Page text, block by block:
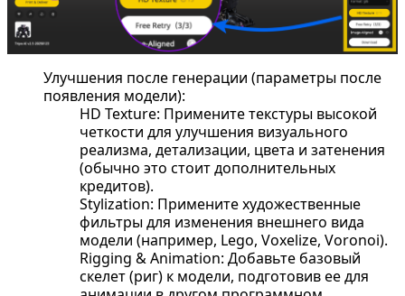
Улучшения после генерации (параметры после
появления модели):
HD Texture: Примените текстуры высокой
четкости для улучшения визуального
реализма, детализации, цвета и затенения
(обычно это стоит дополнительных
кредитов).
Stylization: Примените художественные
фильтры для изменения внешнего вида
модели (например, Lego, Voxelize, Voronoi).
Rigging & Animation: Добавьте базовый
скелет (риг) к модели, подготовив ее для